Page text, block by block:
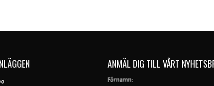
ANMÄL DIG TILL VÅRT
Förnamn: